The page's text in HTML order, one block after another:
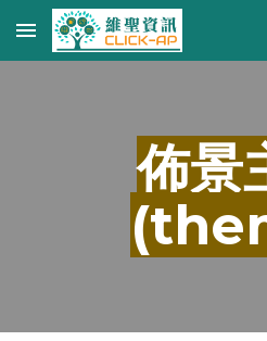
Skip to main content
佈景